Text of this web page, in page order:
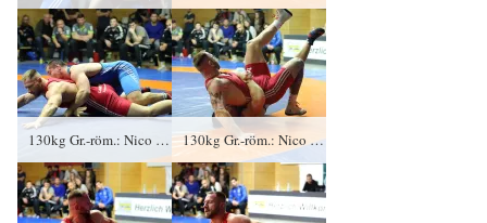
130kg Gr.-röm.: Nico Graf, KFC Leipzig gegen Lukasz Konera (blaues Trikot), RSV Rotation Greiz 0:4/TÜ/0:16/02:07 130kg Gr.-röm.: Nico Graf, KFC Leipzig gegen Lukasz Konera (blaues Trikot), RSV Rotation Greiz 0:4/TÜ/0:16/02:07